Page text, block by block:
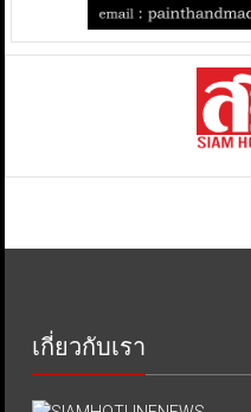
เกี่ยวกับเรา